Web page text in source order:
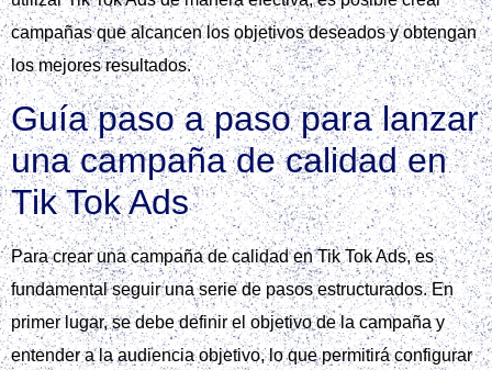
tok ads son una opción valiosa para cualquier marca que
desee aumentar su presencia en línea.
Definir objetivos y estrategia
de campaña
Para crear una campaña de calidad en Tik Tok Ads, es
fundamental definir objetivos y estrategia de campaña. La
metodología SMART es clave para fijar objetivos claros,
específicos, medibles, alcanzables, relevantes y temporales.